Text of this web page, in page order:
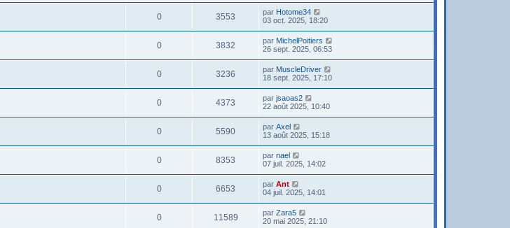
0 3553 par Hotome34
03 oct. 2025, 18:20
0 3832 par MichelPoitiers
26 sept. 2025, 06:53
0 3236 par MuscleDriver
18 sept. 2025, 17:10
0 4373 par jsaoas2
22 août 2025, 10:40
0 5590 par Axel
13 août 2025, 15:18
0 8353 par nael
07 juil. 2025, 14:02
0 6653 par Ant
04 juil. 2025, 14:01
0 11589 par Zara5
20 mai 2025, 21:10